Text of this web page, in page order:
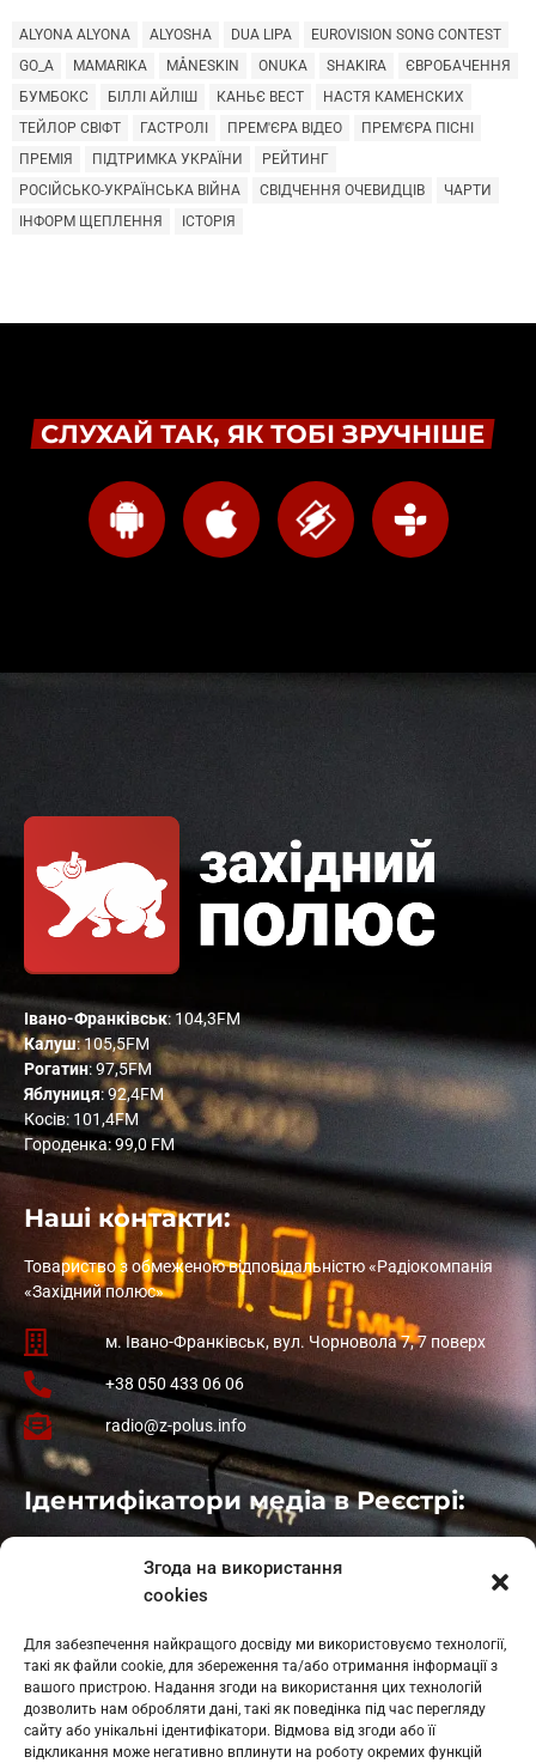
Згода на використання
cookies
Для забезпечення найкращого досвіду ми використовуємо технології,
такі як файли cookie, для збереження та/або отримання інформації з
вашого пристрою. Надання згоди на використання цих технологій
дозволить нам обробляти дані, такі як поведінка під час перегляду
сайту або унікальні ідентифікатори. Відмова від згоди або її
відкликання може негативно вплинути на роботу окремих функцій
ALYONA ALYONA ALYOSHA DUA LIPA
EUROVISION SONG CONTEST
GO_A
MAMARIKA MÅNESKIN ONUKA SHAKIRA
ЄВРОБАЧЕННЯ
БУМБОКС
БІЛЛІ АЙЛІШ КАНЬЄ ВЕСТ
НАСТЯ КАМЕНСКИХ
ТЕЙЛОР СВІФТ
ГАСТРОЛІ ПРЕМ'ЄРА ВІДЕО
ПРЕМ'ЄРА ПІСНІ
ПРЕМІЯ
ПІДТРИМКА УКРАЇНИ
РЕЙТИНГ
РОСІЙСЬКО-УКРАЇНСЬКА ВІЙНА
СВІДЧЕННЯ ОЧЕВИДЦІВ
ЧАРТИ
ІНФОРМ ЩЕПЛЕННЯ
ІСТОРІЯ
СЛУХАЙ ТАК, ЯК ТОБІ ЗРУЧНІШЕ
Івано-Франківськ: 104,3FM
Калуш: 105,5FM
Рогатин: 97,5FM
Яблуниця: 92,4FM
Косів: 101,4FM
Городенка: 99,0 FM
Наші контакти:
Товариство з обмеженою відповідальністю «Радіокомпанія
«Західний полюс»
м. Івано-Франківськ, вул. Чорновола 7, 7 поверх
+38 050 433 06 06
radio@z-polus.info
Ідентифікатори медіа в Реєстрі:
: L11-01410
: L11-01801
Косів: L11-01805
Гарасимів: L11-02274